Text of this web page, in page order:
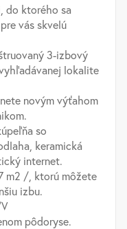
do ktorého sa
vás skvelú
3-izbový
lokalite
novým výťahom
so
keramická
internet.
m2 /, ktorú môžete
izbu.
pôdoryse.